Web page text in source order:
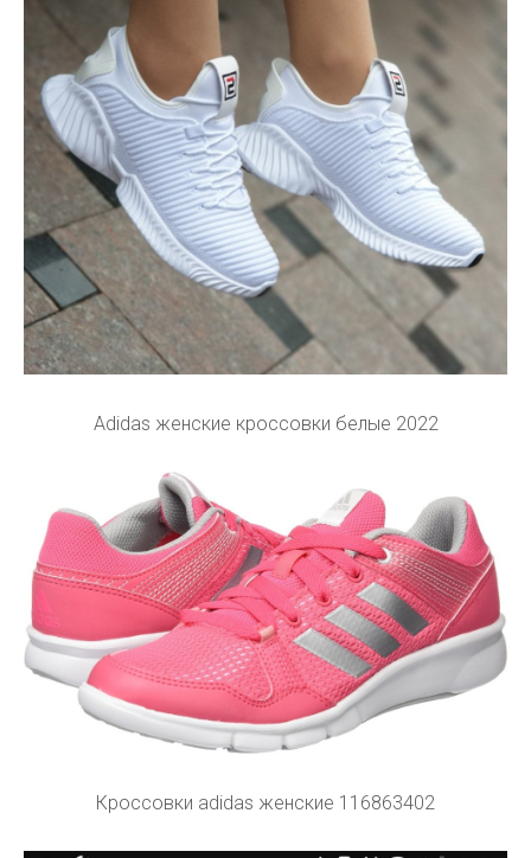
Adidas женские кроссовки белые 2022
Кроссовки adidas женские 116863402